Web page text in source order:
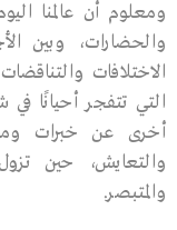
ومعلوم أن عالمنا
والحضارات، وبين
الاختلافات
التي تتفجر أحيانًا
أخرى عن خبرات
والتعايش، حين
والمتبصر.